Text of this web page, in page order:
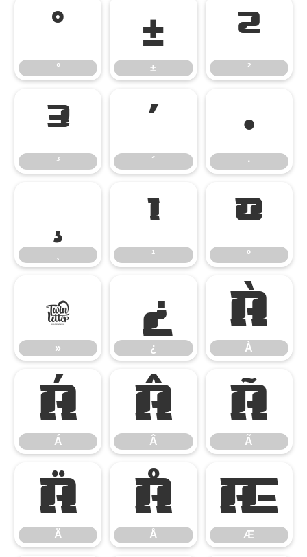
°
°
±
±
²
²
³
³
´
´
·
·
¸ ¹
¹
º
º
»
»
¿
¿
À
À
Á
Á
Â
Â
Ã
Ã
Ä
Ä
Å
Å
Æ
Æ